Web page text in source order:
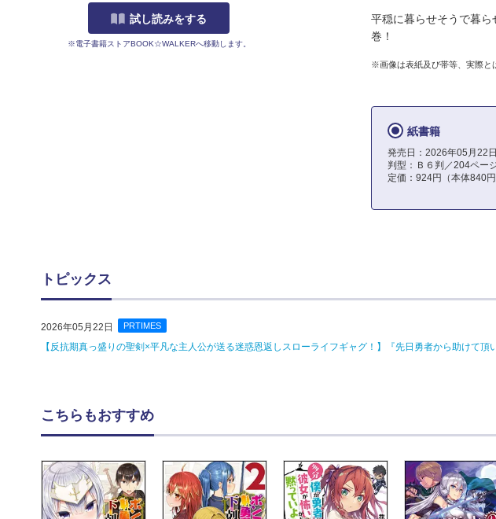
試し読みをする
※電子書籍ストアBOOK☆WALKERへ移動します。
平穏に暮らせそうで暮
巻！
※画像は表紙及び帯等、実際と
紙書籍
発売日：2026年05月22日
判型：Ｂ６判／204ペー
定価：924円（本体840円
トピックス
2026年05月22日 PRTIMES
【反抗期真っ盛りの聖剣×平凡な主人公が送る迷惑恩返しスローライフギャグ！】『先日勇者から助けて
こちらもおすすめ